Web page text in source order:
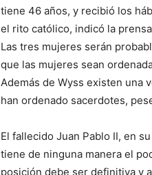
tiene 46 años, y recibió los
el rito católico, indicó la
Las tres mujeres serán
que las mujeres sean
Además de Wyss existen una
han ordenado sacerdotes,
El fallecido Juan Pablo II, en
tiene de ninguna manera el
posición debe ser definitiva y